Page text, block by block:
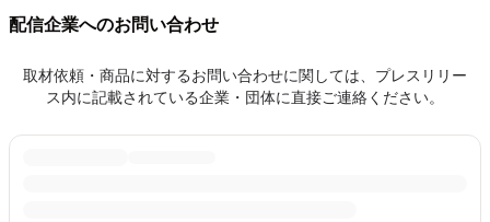
配信企業へのお問い合わせ
取材依頼・商品に対するお問い合わせに関しては、プレスリリー
ス内に記載されている企業・団体に直接ご連絡ください。